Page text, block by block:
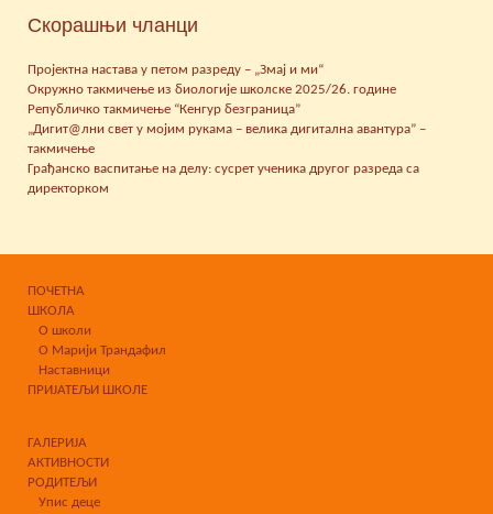
Скорашњи чланци
Пројектна настава у петом разреду – „Змај и ми“
Окружно такмичење из биологије школске 2025/26. године
Републичко такмичење “Кенгур безграница”
„Дигит@лни свет у мојим рукама – велика дигитална авантура” –
такмичење
Грађанско васпитање на делу: сусрет ученика другог разреда са
директорком
ПОЧЕТНА
ШКОЛА
О школи
О Марији Трандафил
Наставници
ПРИЈАТЕЉИ ШКОЛЕ
ГАЛЕРИЈА
АКТИВНОСТИ
РОДИТЕЉИ
Упис деце